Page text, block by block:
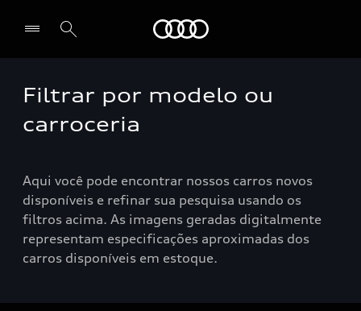
Selecionar o revendedor
Filtrar por modelo ou
carroceria
Aqui você pode encontrar nossos carros novos
disponíveis e refinar sua pesquisa usando os
filtros acima. As imagens geradas digitalmente
representam especificações aproximadas dos
carros disponíveis em estoque.